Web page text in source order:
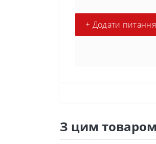
+ Додати питання
З цим